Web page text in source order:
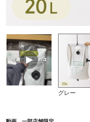
グレー